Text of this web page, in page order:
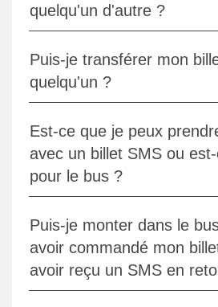
quelqu'un d'autre ?
Puis-je transférer mon
quelqu'un ?
Est-ce que je peux
avec un billet SMS ou
pour le bus ?
Puis-je monter dans le
avoir commandé mon
avoir reçu un SMS en